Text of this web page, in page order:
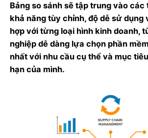
Bảng so sánh sẽ tập trung vào các
khả năng tùy chỉnh, độ dễ sử dụng
hợp với từng loại hình kinh doanh,
nghiệp dễ dàng lựa chọn phần
nhất với nhu cầu cụ thể và mục
hạn của mình.